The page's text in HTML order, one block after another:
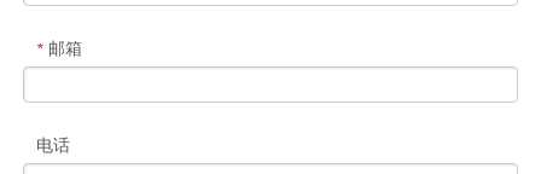
* 邮箱
电话